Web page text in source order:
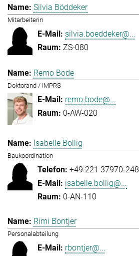
Silvia Böddeker
Mitarbeiterin
silvia.boeddeker@...
ZS-080
Remo Bode
Doktorand / IMPRS
remo.bode@...
0-AW-020
Isabelle Bollig
Baukoordination
+49 221 37970-248
isabelle.bollig@...
0-AN-110
Rimi Bontjer
Personalabteilung
rbontjer@...